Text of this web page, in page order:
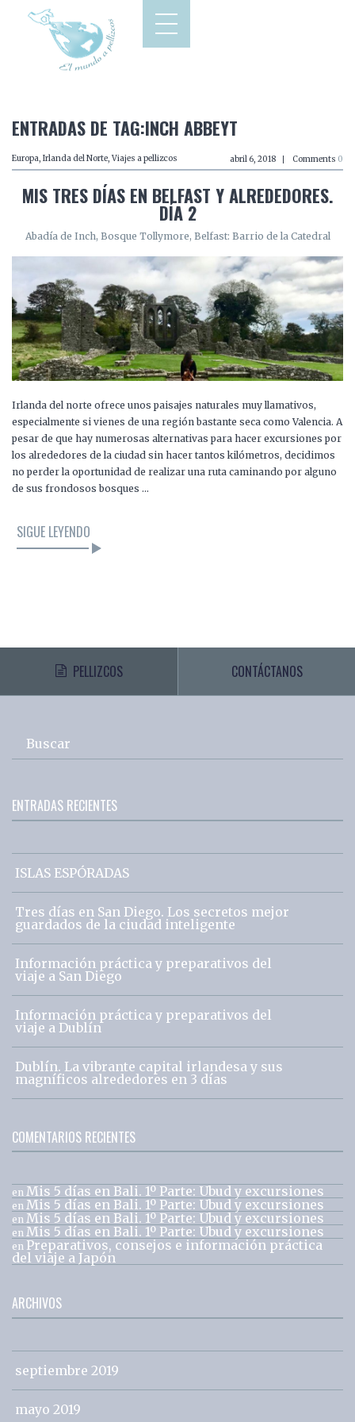
ENTRADAS DE TAG:INCH ABBEYT
Europa, Irlanda del Norte, Viajes a pellizcos abril 6, 2018 Comments 0
MIS TRES DÍAS EN BELFAST Y ALREDEDORES.
DÍA 2
Abadía de Inch, Bosque Tollymore, Belfast: Barrio de la Catedral
Irlanda del norte ofrece unos paisajes naturales muy llamativos,
especialmente si vienes de una región bastante seca como Valencia. A
pesar de que hay numerosas alternativas para hacer excursiones por
los alrededores de la ciudad sin hacer tantos kilómetros, decidimos
no perder la oportunidad de realizar una ruta caminando por alguno
de sus frondosos bosques …
SIGUE LEYENDO
PELLIZCOS CONTÁCTANOS
Buscar
ENTRADAS RECIENTES
ISLAS ESPÓRADAS
Tres días en San Diego. Los secretos mejor
guardados de la ciudad inteligente
Información práctica y preparativos del
viaje a San Diego
Información práctica y preparativos del
viaje a Dublín
Dublín. La vibrante capital irlandesa y sus
magníficos alrededores en 3 días
COMENTARIOS RECIENTES
en Mis 5 días en Bali. 1º Parte: Ubud y excursiones
en Mis 5 días en Bali. 1º Parte: Ubud y excursiones
en Mis 5 días en Bali. 1º Parte: Ubud y excursiones
en Mis 5 días en Bali. 1º Parte: Ubud y excursiones
en Preparativos, consejos e información práctica
del viaje a Japón
ARCHIVOS
septiembre 2019
mayo 2019